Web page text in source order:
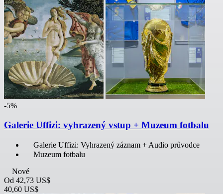
-5%
Galerie Uffizi: vyhrazený vstup + Muzeum fotbalu
Galerie Uffizi: Vyhrazený záznam + Audio průvodce
Muzeum fotbalu
Nové
Od 42,73 US$
40,60 US$